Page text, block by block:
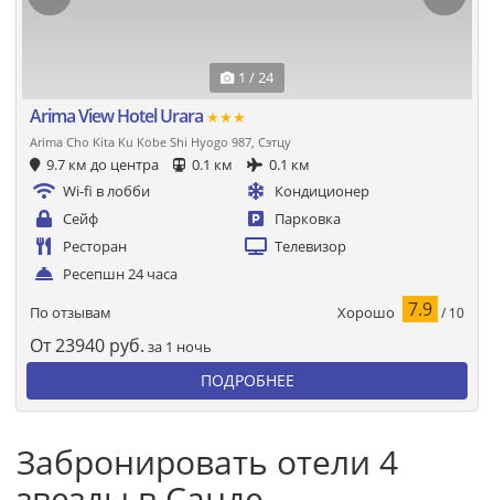
1 / 24
Arima View Hotel Urara ★★★
Arima Cho Kita Ku Kobe Shi Hyogo 987, Сэтцу
9.7 км до центра 0.1 км
0.1 км
Wi-fi в лобби
Кондиционер
Сейф
Парковка
Ресторан
Телевизор
Ресепшн 24 часа
По отзывам Хорошо 7.9 / 10
От23940 руб. за 1 ночь
ПОДРОБНЕЕ
Забронировать отели 4